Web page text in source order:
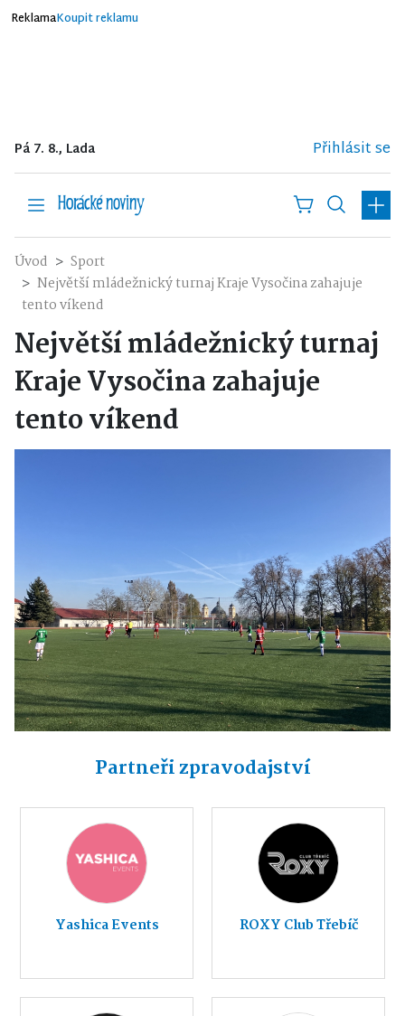
ReklamaKoupit reklamu
Pá 7. 8., Lada Přihlásit se
Úvod
Sport
Největší mládežnický turnaj Kraje Vysočina zahajuje
tento víkend
Největší mládežnický turnaj
Kraje Vysočina zahajuje
tento víkend
Partneři zpravodajství
Yashica Events ROXY Club Třebíč